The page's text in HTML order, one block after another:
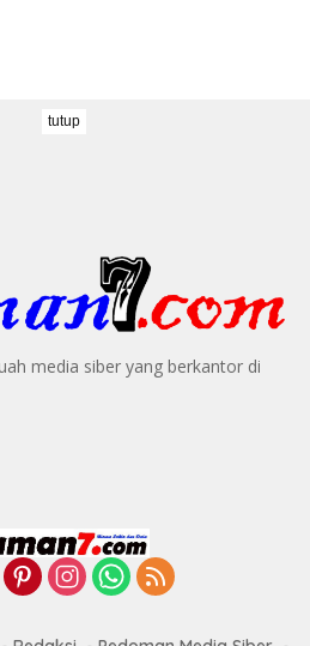
media siber yang berkantor di
tutup